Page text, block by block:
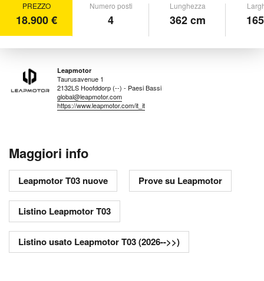
PREZZO
18.900 €
Numero posti
4
Lunghezza
362 cm
Leapmotor
Taurusavenue 1
2132LS Hoofddorp (--) - Paesi Bassi
global@leapmotor.com
https://www.leapmotor.com/it_it
Maggiori info
Leapmotor T03 nuove Prove su Leapmotor
Listino Leapmotor T03
Listino usato Leapmotor T03 (2026-->>)